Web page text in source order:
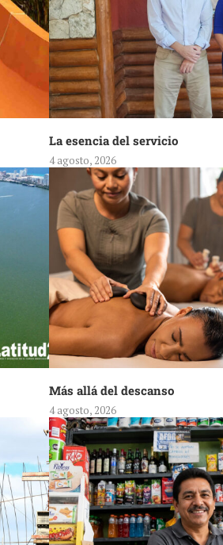
La esencia del servicio
4 agosto, 2026
Más allá del descanso
4 agosto, 2026